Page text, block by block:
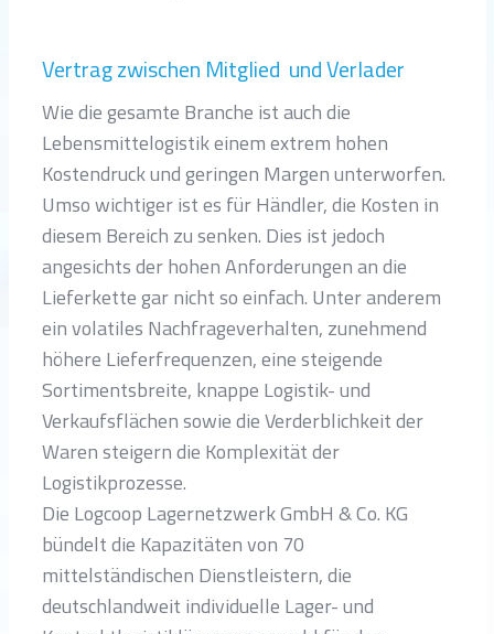
Vertrag zwischen Mitglied und Verlader
Wie die gesamte Branche ist auch die
Lebensmittelogistik einem extrem hohen
Kostendruck und geringen Margen unterworfen.
Umso wichtiger ist es für Händler, die Kosten in
diesem Bereich zu senken. Dies ist jedoch
angesichts der hohen Anforderungen an die
Lieferkette gar nicht so einfach. Unter anderem
ein volatiles Nachfrageverhalten, zunehmend
höhere Lieferfrequenzen, eine steigende
Sortimentsbreite, knappe Logistik- und
Verkaufsflächen sowie die Verderblichkeit der
Waren steigern die Komplexität der
Logistikprozesse.
Die Logcoop Lagernetzwerk GmbH & Co. KG
bündelt die Kapazitäten von 70
mittelständischen Dienstleistern, die
deutschlandweit individuelle Lager- und